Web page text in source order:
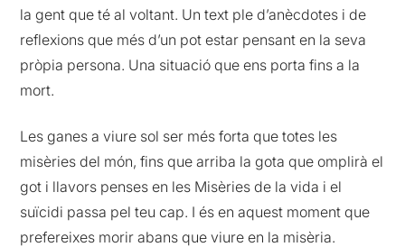
la gent que té al voltant. Un text ple d’anècdotes i de
reflexions que més d’un pot estar pensant en la seva
pròpia persona. Una situació que ens porta fins a la
mort.
Les ganes a viure sol ser més forta que totes les
misèries del món, fins que arriba la gota que omplirà el
got i llavors penses en les Misèries de la vida i el
suïcidi passa pel teu cap. I és en aquest moment que
prefereixes morir abans que viure en la misèria.